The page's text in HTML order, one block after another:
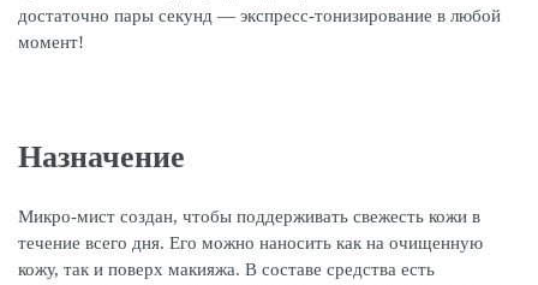
достаточно пары секунд — экспресс-тонизирование в любой
момент!
Назначение
Микро-мист создан, чтобы поддерживать свежесть кожи в
течение всего дня. Его можно наносить как на очищенную
кожу, так и поверх макияжа. В составе средства есть